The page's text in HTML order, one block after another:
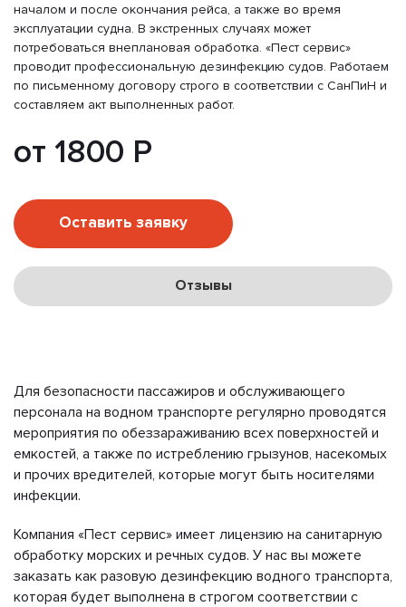
началом и после окончания рейса, а также во время
эксплуатации судна. В экстренных случаях может
потребоваться внеплановая обработка. «Пест сервис»
проводит профессиональную дезинфекцию судов. Работаем
по письменному договору строго в соответствии с СанПиН и
составляем акт выполненных работ.
от 1800 Р
Оставить заявку
Отзывы
Для безопасности пассажиров и обслуживающего
персонала на водном транспорте регулярно проводятся
мероприятия по обеззараживанию всех поверхностей и
емкостей, а также по истреблению грызунов, насекомых
и прочих вредителей, которые могут быть носителями
инфекции.
Компания «Пест сервис» имеет лицензию на санитарную
обработку морских и речных судов. У нас вы можете
заказать как разовую дезинфекцию водного транспорта,
которая будет выполнена в строгом соответствии с